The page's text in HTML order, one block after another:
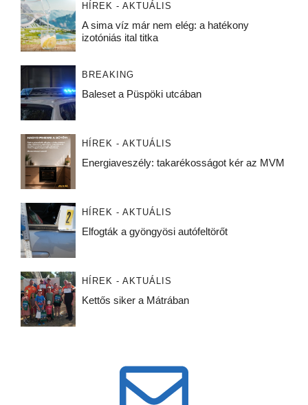
HÍREK - AKTUÁLIS
A sima víz már nem elég: a hatékony
izotóniás ital titka
BREAKING
Baleset a Püspöki utcában
HÍREK - AKTUÁLIS
Energiaveszély: takarékosságot kér az MVM
HÍREK - AKTUÁLIS
Elfogták a gyöngyösi autófeltörőt
HÍREK - AKTUÁLIS
Kettős siker a Mátrában